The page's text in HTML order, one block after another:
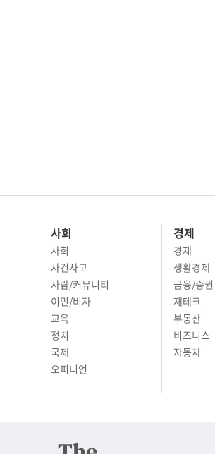
사회
사회
사건사고
사람/커뮤니티
이민/비자
교육
정치
국제
오피니언
경제
경제
생활경제
금융/증권
재테크
부동산
비즈니스
자동차